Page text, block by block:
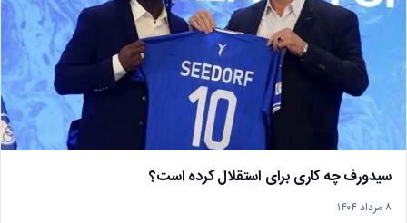
سیدورف چه کاری برای استقلال کرده است؟
۸ مرداد ۱۴۰۴